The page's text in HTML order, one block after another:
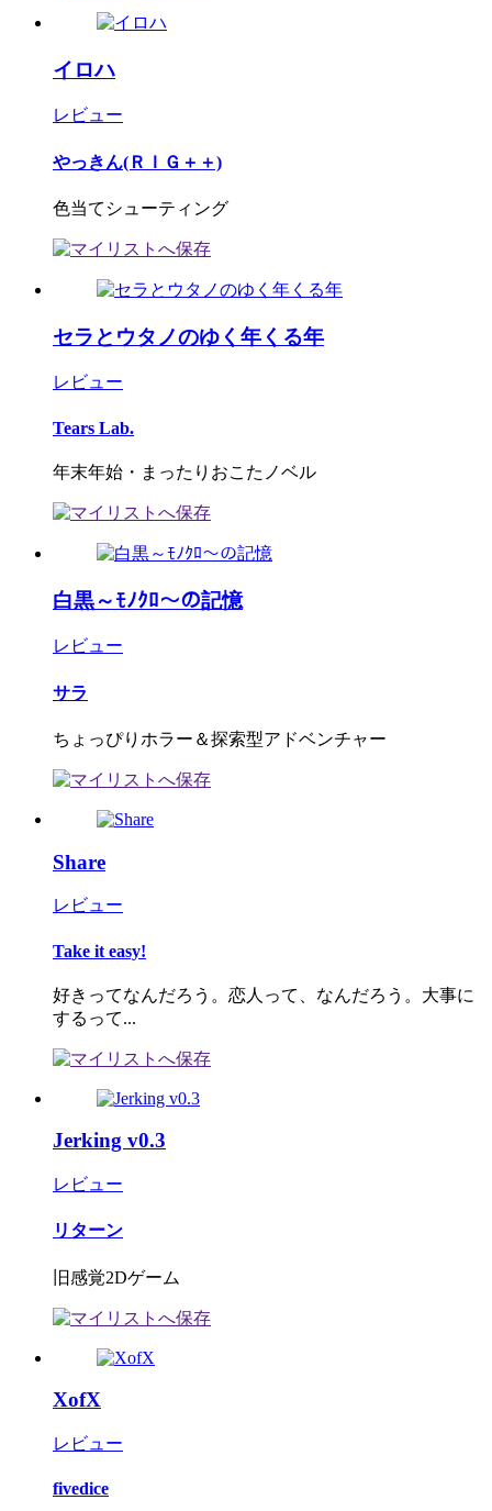
イロハ
レビュー
やっきん(ＲＩＧ＋＋)
色当てシューティング
セラとウタノのゆく年くる年
レビュー
Tears Lab.
年末年始・まったりおこたノベル
白黒～ﾓﾉｸﾛ～の記憶
レビュー
サラ
ちょっぴりホラー＆探索型アドベンチャー
Share
レビュー
Take it easy!
好きってなんだろう。恋人って、なんだろう。大事に
するって...
Jerking v0.3
レビュー
リターン
旧感覚2Dゲーム
XofX
レビュー
fivedice